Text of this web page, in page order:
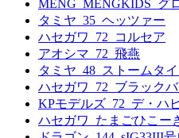
MENG_MENGKIDS_グ
タミヤ_35_ヘッツァー
ハセガワ_72_コルセア
アオシマ_72_飛燕
タミヤ_48_ストームタ
ハセガワ_72_ブラック
KPモデルズ_72_デ・ハ
ハセガワ_たまごひこー